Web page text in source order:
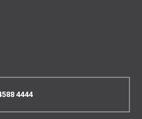
4444